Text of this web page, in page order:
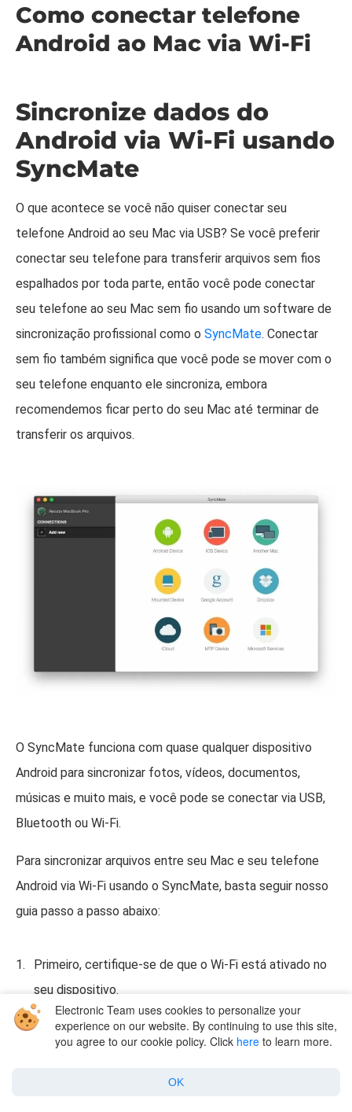
Como conectar telefone
Android ao Mac via Wi-Fi
Sincronize dados do
Android via Wi-Fi usando
SyncMate
O que acontece se você não quiser conectar seu
telefone Android ao seu Mac via USB? Se você preferir
conectar seu telefone para transferir arquivos sem fios
espalhados por toda parte, então você pode conectar
seu telefone ao seu Mac sem fio usando um software de
sincronização profissional como o SyncMate. Conectar
sem fio também significa que você pode se mover com o
seu telefone enquanto ele sincroniza, embora
recomendemos ficar perto do seu Mac até terminar de
transferir os arquivos.
O SyncMate funciona com quase qualquer dispositivo
Android para sincronizar fotos, vídeos, documentos,
músicas e muito mais, e você pode se conectar via USB,
Bluetooth ou Wi-Fi.
Para sincronizar arquivos entre seu Mac e seu telefone
Android via Wi-Fi usando o SyncMate, basta seguir nosso
guia passo a passo abaixo:
Primeiro, certifique-se de que o Wi-Fi está ativado no
seu dispositivo.
Certifique-se de que o módulo SyncMate está
instalado no seu dispositivo. Ao conectar seu
Electronic Team uses cookies to personalize your
experience on our website. By continuing to use this site,
you agree to our cookie policy. Click here to learn more.
OK